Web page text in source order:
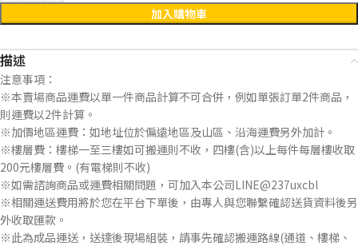
加入購物車
描述
注意事項：
※本賣場商品運費以單一件商品計算不可合併，例如單張訂單2件商品，
則運費以2件計算。
※加價地區運費：如地址位於偏遠地區及山區、沿海運費另外加計。
※樓層費：樓梯一至三樓如可搬運則不收，四樓(含)以上每件每層樓收取
200元樓層費。(有電梯則不收)
※如需諮詢商品或運費相關問題，可加入本公司LINE@237uxcbl
※相關運送費用將於您在平台下單後，由專人與您聯繫確認送貨資料後另
外收取匯款。
※此為成品運送，送達後現場組裝，請事先確認搬運路線(通道、樓梯、